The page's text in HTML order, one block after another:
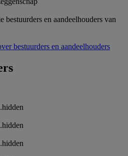
en aandeelhouders van
bestuurders en aandeelhouders